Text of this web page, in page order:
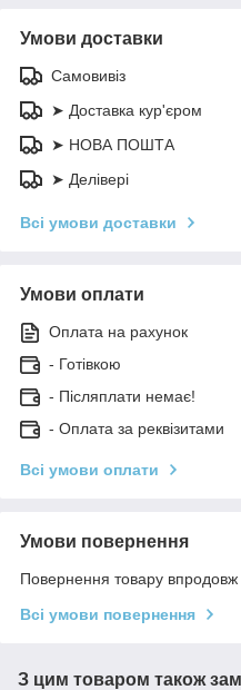
Умови доставки
Самовивіз
➤ Доставка кур'єром
➤ НОВА ПОШТА
➤ Делівері
Всі умови доставки
Умови оплати
Оплата на рахунок
- Готівкою
- Післяплати немає!
- Оплата за реквізитами
Всі умови оплати
Умови повернення
Повернення товару впродовж
Всі умови повернення
З цим товаром також